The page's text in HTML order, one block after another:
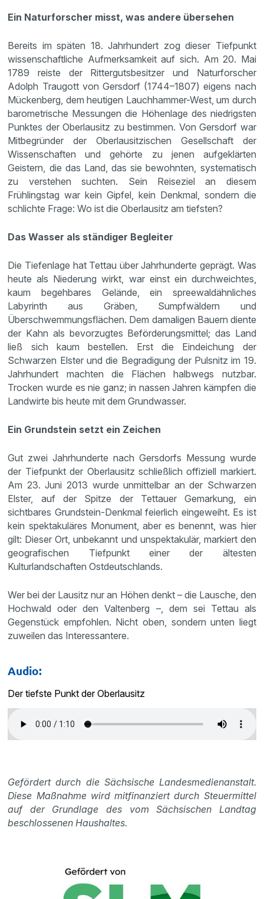
Ein Naturforscher misst, was andere übersehen
Bereits im späten 18. Jahrhundert zog dieser Tiefpunkt
wissenschaftliche Aufmerksamkeit auf sich. Am 20. Mai
1789 reiste der Rittergutsbesitzer und Naturforscher
Adolph Traugott von Gersdorf (1744–1807) eigens nach
Mückenberg, dem heutigen Lauchhammer-West, um durch
barometrische Messungen die Höhenlage des niedrigsten
Punktes der Oberlausitz zu bestimmen. Von Gersdorf war
Mitbegründer der Oberlausitzischen Gesellschaft der
Wissenschaften und gehörte zu jenen aufgeklärten
Geistern, die das Land, das sie bewohnten, systematisch
zu verstehen suchten. Sein Reiseziel an diesem
Frühlingstag war kein Gipfel, kein Denkmal, sondern die
schlichte Frage: Wo ist die Oberlausitz am tiefsten?
Das Wasser als ständiger Begleiter
Die Tiefenlage hat Tettau über Jahrhunderte geprägt. Was
heute als Niederung wirkt, war einst ein durchweichtes,
kaum begehbares Gelände, ein spreewaldähnliches
Labyrinth aus Gräben, Sumpfwäldern und
Überschwemmungsflächen. Dem damaligen Bauern diente
der Kahn als bevorzugtes Beförderungsmittel; das Land
ließ sich kaum bestellen. Erst die Eindeichung der
Schwarzen Elster und die Begradigung der Pulsnitz im 19.
Jahrhundert machten die Flächen halbwegs nutzbar.
Trocken wurde es nie ganz; in nassen Jahren kämpfen die
Landwirte bis heute mit dem Grundwasser.
Ein Grundstein setzt ein Zeichen
Gut zwei Jahrhunderte nach Gersdorfs Messung wurde
der Tiefpunkt der Oberlausitz schließlich offiziell markiert.
Am 23. Juni 2013 wurde unmittelbar an der Schwarzen
Elster, auf der Spitze der Tettauer Gemarkung, ein
sichtbares Grundstein-Denkmal feierlich eingeweiht. Es ist
kein spektakuläres Monument, aber es benennt, was hier
gilt: Dieser Ort, unbekannt und unspektakulär, markiert den
geografischen Tiefpunkt einer der ältesten
Kulturlandschaften Ostdeutschlands.
Wer bei der Lausitz nur an Höhen denkt – die Lausche, den
Hochwald oder den Valtenberg –, dem sei Tettau als
Gegenstück empfohlen. Nicht oben, sondern unten liegt
zuweilen das Interessantere.
Audio:
Der tiefste Punkt der Oberlausitz
Gefördert durch die Sächsische Landesmedienanstalt.
Diese Maßnahme wird mitfinanziert durch Steuermittel
auf der Grundlage des vom Sächsischen Landtag
beschlossenen Haushaltes.